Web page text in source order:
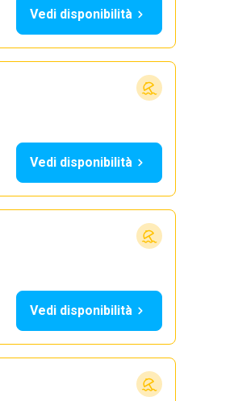
Vedi disponibilità
Vedi disponibilità
Vedi disponibilità